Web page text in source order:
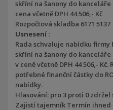
skříní na šanony do kanceláře
cena včetně DPH 44 506,- Kč
Rozpočtová skladba 6171 5137
Usnesení :
Rada schvaluje nabídku firmy
skříní na šanony do kanceláře
v ceně včetně DPH 44 506,-
potřebné finanční částky do
nabídky.
Hlasování: pro 3 proti 0 zdržel
Zajistí tajemník Termín ihned